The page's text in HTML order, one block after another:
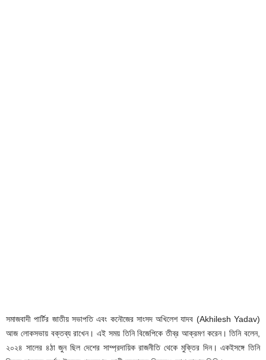
সমাজবাদী পার্টির জাতীয় সভাপতি এবং কনৌজের সাংসদ অখিলেশ যাদব (Akhilesh Yadav)
আজ লোকসভায় বক্তব্য রাখেন। এই সময় তিনি বিজেপিকে তীব্র আক্রমণ করেন। তিনি বলেন,
২০২৪ সালের ৪ঠা জুন ছিল দেশের সাম্প্রদায়িক রাজনীতি থেকে মুক্তির দিন। একইসঙ্গে তিনি